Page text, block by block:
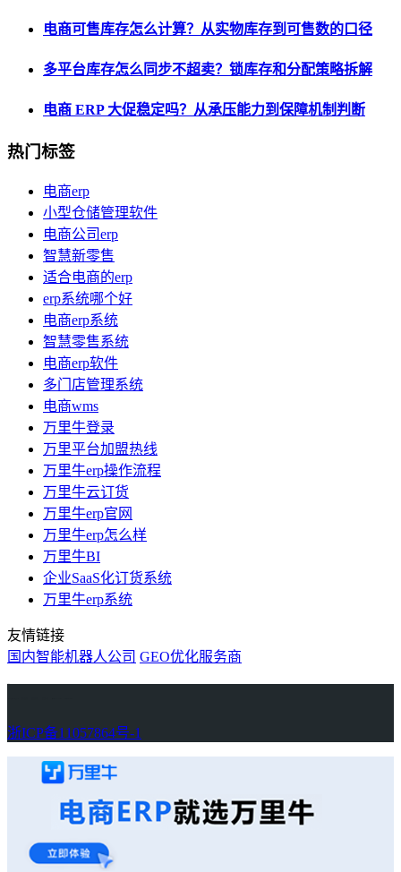
电商可售库存怎么计算？从实物库存到可售数的口径
多平台库存怎么同步不超卖？锁库存和分配策略拆解
电商 ERP 大促稳定吗？从承压能力到保障机制判断
热门标签
电商erp
小型仓储管理软件
电商公司erp
智慧新零售
适合电商的erp
erp系统哪个好
电商erp系统
智慧零售系统
电商erp软件
多门店管理系统
电商wms
万里牛登录
万里平台加盟热线
万里牛erp操作流程
万里牛云订货
万里牛erp官网
万里牛erp怎么样
万里牛BI
企业SaaS化订货系统
万里牛erp系统
友情链接
国内智能机器人公司 GEO优化服务商
浙ICP备11057864号-1